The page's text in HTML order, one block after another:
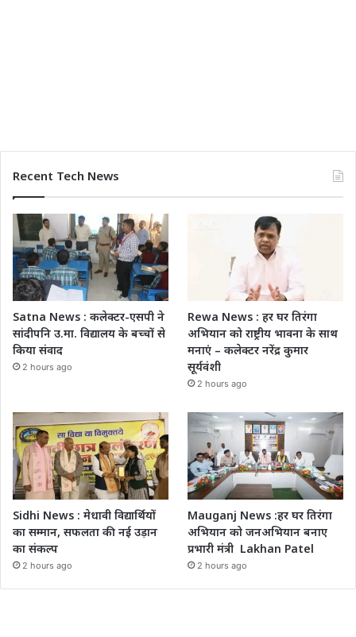
Recent Tech News
Satna News : कलेक्टर-एसपी ने
सांदीपनि उ.मा. विद्यालय के बच्चों से
किया संवाद
2 hours ago
Rewa News : हर घर तिरंगा
अभियान को राष्ट्रीय भावना के साथ
मनाएं – कलेक्टर नरेंद्र कुमार
सूर्यवंशी
2 hours ago
Sidhi News : मेधावी विद्यार्थियों
का सम्मान, सफलता की नई उड़ान
का संकल्प
2 hours ago
Mauganj News :हर घर तिरंगा
अभियान को जनअभियान बनाए
प्रभारी मंत्री Lakhan Patel
2 hours ago